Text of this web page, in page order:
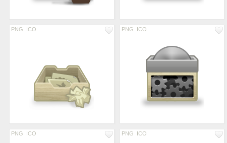
PNG ICO PNG ICO
PNG ICO PNG ICO